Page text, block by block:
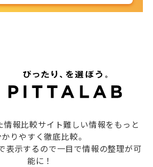
報比較サイト難しい情報をもっと
りやすく徹底比較。
表示するので一目で情報の整理が可
能に！